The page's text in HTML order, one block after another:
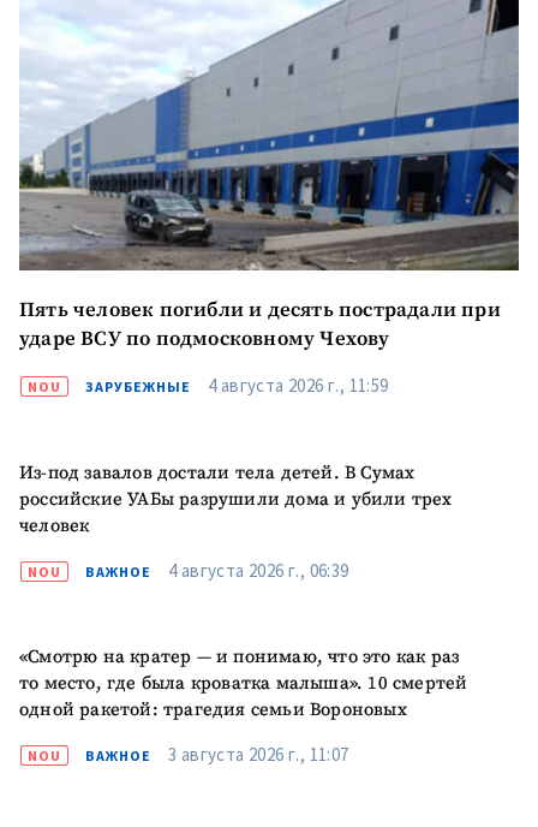
Пять человек погибли и десять пострадали при
ударе ВСУ по подмосковному Чехову
NOU ЗАРУБЕЖНЫЕ 4 августа 2026 г., 11:59
Из-под завалов достали тела детей. В Сумах
российские УАБы разрушили дома и убили трех
человек
NOU ВАЖНОЕ 4 августа 2026 г., 06:39
«Смотрю на кратер — и понимаю, что это как раз
то место, где была кроватка малыша». 10 смертей
одной ракетой: трагедия семьи Вороновых
NOU ВАЖНОЕ 3 августа 2026 г., 11:07
ОТПРАВИТЬ НОВОСТЬ